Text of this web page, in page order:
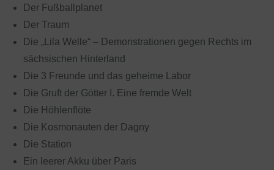
Der Fußballplanet
Der Traum
Die „Lila Welle“ – Demonstrationen gegen Rechts im
sächsischen Hinterland
Die 3 Freunde und das geheime Labor
Die Gruft der Götter I. Eine fremde Welt
Die Höhlenflöte
Die Kosmonauten der Dagny
Die Station
Ein leerer Akku über Paris